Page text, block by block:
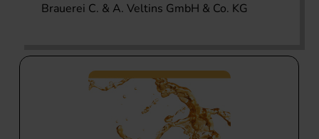
Brauerei C. & A. Veltins GmbH & Co. KG